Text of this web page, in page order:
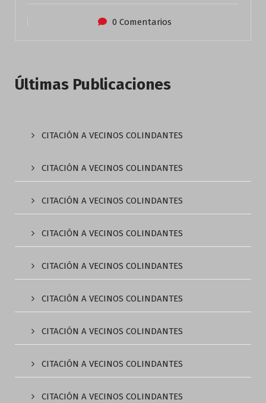
0 Comentarios
Últimas Publicaciones
CITACIÓN A VECINOS COLINDANTES
CITACIÓN A VECINOS COLINDANTES
CITACIÓN A VECINOS COLINDANTES
CITACIÓN A VECINOS COLINDANTES
CITACIÓN A VECINOS COLINDANTES
CITACIÓN A VECINOS COLINDANTES
CITACIÓN A VECINOS COLINDANTES
CITACIÓN A VECINOS COLINDANTES
CITACIÓN A VECINOS COLINDANTES